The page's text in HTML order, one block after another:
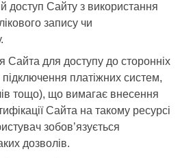
доступ Сайту з використання
запису чи
Сайта для доступу до сторонніх
підключення платіжних систем,
тощо), що вимагає внесення
Сайта на такому ресурсі
зобов’язується
дозволів.